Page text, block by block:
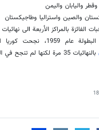
وقطر واليابان واليمن
والصين واستراليا وطاجيكستان
الفائزة بالمراكز الأربعة الى نهائيات
بالنهائيات 35 مرة لكنها لم تنجح في الفوز باللقب على الاطلاق./انتهى/